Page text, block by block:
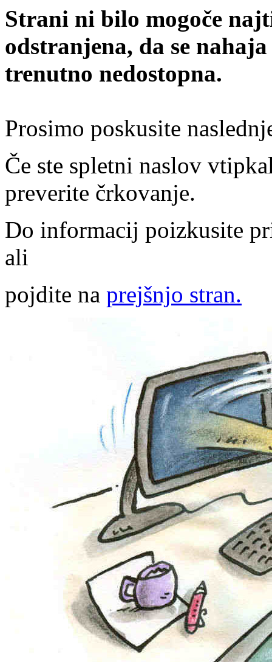
Strani ni bilo mogoče
odstranjena, da se
trenutno nedostopna.
Prosimo poskusite
Če ste spletni naslov
preverite črkovanje.
Do informacij poizkusite
ali
pojdite na prejšnjo stran.